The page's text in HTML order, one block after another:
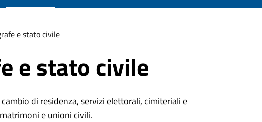
e stato civile
e stato civile
di residenza, servizi elettorali, cimiteriali e
e unioni civili.